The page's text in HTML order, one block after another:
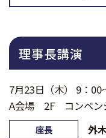
理事長講演
7月23日（木） 9：00
A会場 2F コンベン
座長
外